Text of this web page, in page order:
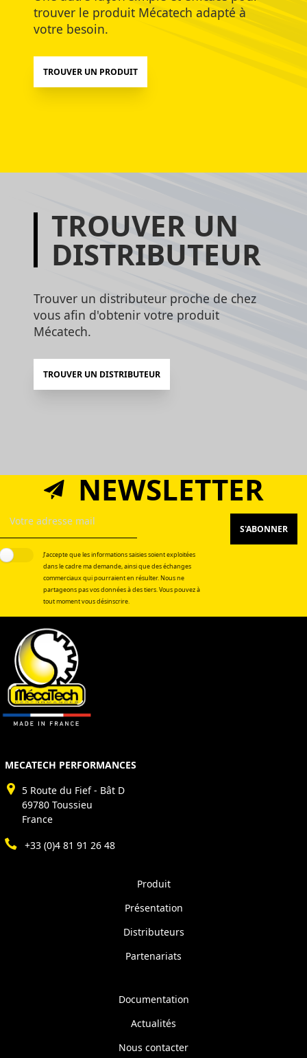
trouver le produit Mécatech adapté à
votre besoin.
TROUVER UN PRODUIT
TROUVER UN
DISTRIBUTEUR
Trouver un distributeur proche de chez
vous afin d'obtenir votre produit
Mécatech.
TROUVER UN DISTRIBUTEUR
NEWSLETTER
J’accepte que les informations saisies soient exploitées
dans le cadre ma demande, ainsi que des échanges
commerciaux qui pourraient en résulter. Nous ne
partageons pas vos données à des tiers. Vous pouvez à
tout moment vous désinscrire.
S'ABONNER
MECATECH PERFORMANCES
5 Route du Fief - Bât D
69780 Toussieu
France
+33 (0)4 81 91 26 48
Produit
Présentation
Distributeurs
Partenariats
Documentation
Actualités
Nous contacter